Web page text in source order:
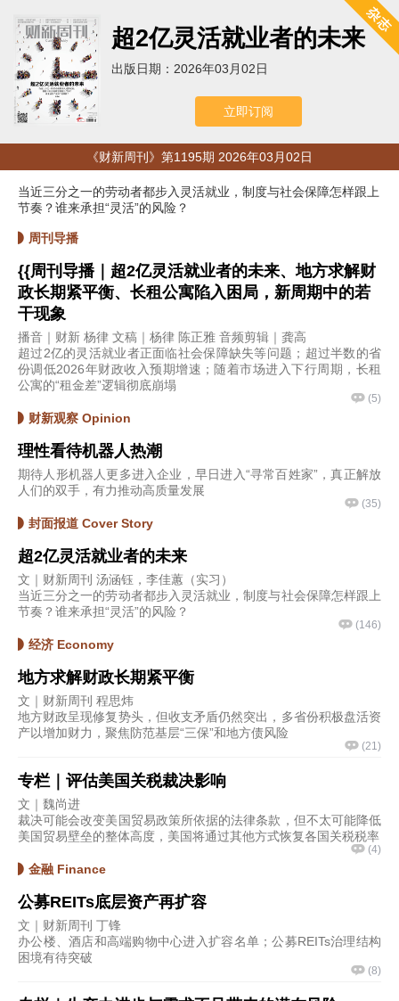
超2亿灵活就业者的未来
出版日期：2026年03月02日
立即订阅
《财新周刊》第1195期 2026年03月02日
当近三分之一的劳动者都步入灵活就业，制度与社会保障怎样跟上
节奏？谁来承担“灵活”的风险？
周刊导播
{{周刊导播｜超2亿灵活就业者的未来、地方求解财
政长期紧平衡、长租公寓陷入困局，新周期中的若
干现象
播音｜财新 杨律 文稿｜杨律 陈正雅 音频剪辑｜龚高
超过2亿的灵活就业者正面临社会保障缺失等问题；超过半数的省
份调低2026年财政收入预期增速；随着市场进入下行周期，长租
公寓的“租金差”逻辑彻底崩塌
(5)
财新观察 Opinion
理性看待机器人热潮
期待人形机器人更多进入企业，早日进入“寻常百姓家”，真正解放
人们的双手，有力推动高质量发展
(35)
封面报道 Cover Story
超2亿灵活就业者的未来
文｜财新周刊 汤涵钰，李佳蕙（实习）
当近三分之一的劳动者都步入灵活就业，制度与社会保障怎样跟上
节奏？谁来承担“灵活”的风险？
(146)
经济 Economy
地方求解财政长期紧平衡
文｜财新周刊 程思炜
地方财政呈现修复势头，但收支矛盾仍然突出，多省份积极盘活资
产以增加财力，聚焦防范基层“三保”和地方债风险
(21)
专栏｜评估美国关税裁决影响
文｜魏尚进
裁决可能会改变美国贸易政策所依据的法律条款，但不太可能降低
美国贸易壁垒的整体高度，美国将通过其他方式恢复各国关税税率
(4)
金融 Finance
公募REITs底层资产再扩容
文｜财新周刊 丁锋
办公楼、酒店和高端购物中心进入扩容名单；公募REITs治理结构
困境有待突破
(8)